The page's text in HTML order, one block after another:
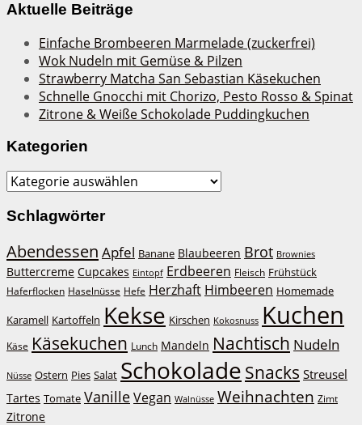
Aktuelle Beiträge
Einfache Brombeeren Marmelade (zuckerfrei)
Wok Nudeln mit Gemüse & Pilzen
Strawberry Matcha San Sebastian Käsekuchen
Schnelle Gnocchi mit Chorizo, Pesto Rosso & Spinat
Zitrone & Weiße Schokolade Puddingkuchen
Kategorien
Kategorien
Schlagwörter
Abendessen Apfel Banane Blaubeeren Brot Brownies
Buttercreme Cupcakes Eintopf Erdbeeren Fleisch Frühstück
Haferflocken Haselnüsse Hefe Herzhaft Himbeeren Homemade
Karamell Kartoffeln Kekse Kirschen Kokosnuss Kuchen
Käse Käsekuchen Lunch Mandeln Nachtisch Nudeln
Nüsse Ostern Pies Salat Schokolade Snacks Streusel
Tartes Tomate VanilleVegan Walnüsse Weihnachten Zimt
Zitrone